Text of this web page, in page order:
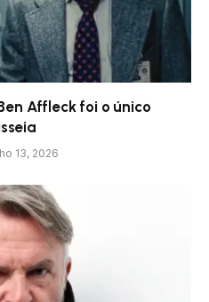
Affleck foi o único
13, 2026